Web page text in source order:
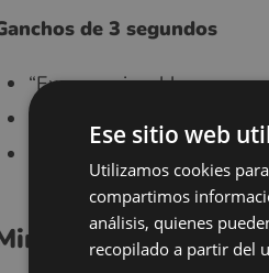
de 3 segundos
“Examen visual hoy —
“Gafas inteligentes —
historias de 20
Ese sitio web
Utilizamos cookies
compartimos
análisis, quienes
recopilado a partir del